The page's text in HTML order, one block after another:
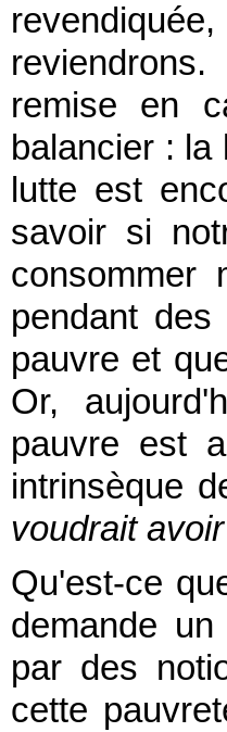
remise en
balancier :
lutte est
savoir si
consommer
pendant
pauvre et
Or,
pauvre est
intrinsèque
voudrait
Qu'est-ce
demande
par des
cette